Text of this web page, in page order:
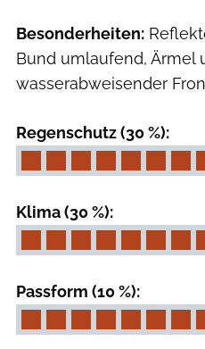
Besonderheiten:
Bund umlaufend, Ärmel
wasserabweisender
Regenschutz (30 %):
Klima (30 %):
Passform (10 %):